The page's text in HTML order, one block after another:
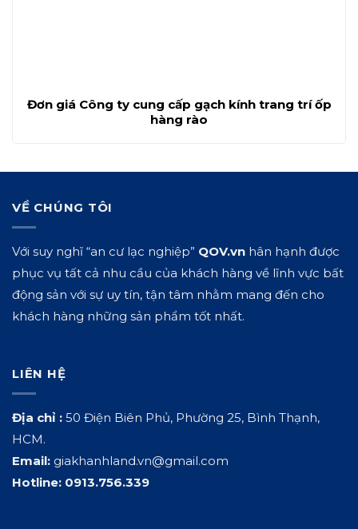
Đơn giá Công ty cung cấp gạch kính trang trí ốp
hàng rào
VỀ CHÚNG TÔI
Với suy nghĩ “an cư lạc nghiệp” QOV.vn hân hạnh được
phục vụ tất cả nhu cầu của khách hàng về lĩnh vực bất
động sản với sự uy tín, tận tâm nhằm mang đến cho
khách hàng những sản phẩm tốt nhất.
LIÊN HỆ
Địa chỉ : 50 Điện Biên Phủ, Phường 25, Bình Thạnh,
HCM.
Email: giakhanhland.vn@gmail.com
Hotline: 0913.756.339